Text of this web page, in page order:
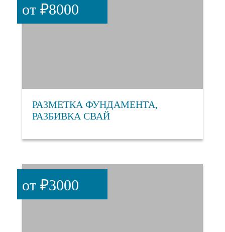
РАЗМЕТКА ФУНДАМЕНТА,
РАЗБИВКА СВАЙ
от ₽8000
от ₽3000